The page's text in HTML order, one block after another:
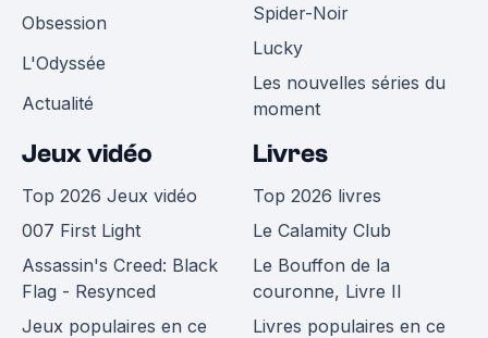
Obsession
L'Odyssée
Actualité
Spider-Noir
Lucky
Les nouvelles séries du
moment
Jeux vidéo
Top 2026 Jeux vidéo
007 First Light
Assassin's Creed: Black
Flag - Resynced
Jeux populaires en ce
Livres
Top 2026 livres
Le Calamity Club
Le Bouffon de la
couronne, Livre II
Livres populaires en ce